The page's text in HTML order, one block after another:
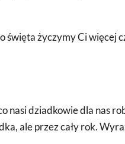
życzymy Ci więcej
dziadkowie dla nas
ale przez cały rok.